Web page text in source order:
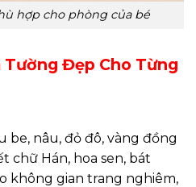
hợp cho phòng của bé
Tường Đẹp Cho Từng
be, nâu, đỏ đô, vàng đồng
chữ Hán, hoa sen, bát
không gian trang nghiêm,